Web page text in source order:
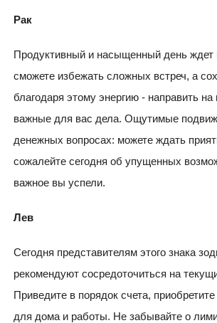
Рак
Продуктивный и насыщенный день ждет
сможете избежать сложных встреч, а
благодаря этому энергию - направить
важные для вас дела. Ощутимые
денежных вопросах: можете ждать
сожалейте сегодня об упущенных
важное вы успели.
Лев
Сегодня представителям этого знака
рекомендуют сосредоточиться на
Приведите в порядок счета,
для дома и работы. Не забывайте о